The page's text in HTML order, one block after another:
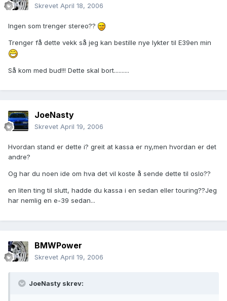
Skrevet April 18, 2006
Ingen som trenger stereo??
Trenger få dette vekk så jeg kan bestille nye lykter til E39en min
Så kom med bud!!! Dette skal bort..........
JoeNasty
Skrevet April 19, 2006
Hvordan stand er dette i? greit at kassa er ny,men hvordan er det
andre?
Og har du noen ide om hva det vil koste å sende dette til oslo??
en liten ting til slutt, hadde du kassa i en sedan eller touring??Jeg
har nemlig en e-39 sedan...
BMWPower
Skrevet April 19, 2006
JoeNasty skrev: